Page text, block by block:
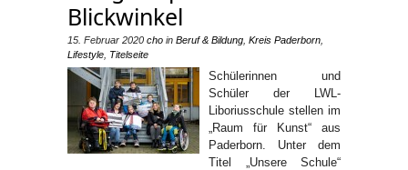
Blickwinkel
15. Februar 2020 cho in Beruf & Bildung Kreis Paderborn
Lifestyle Titelseite
Schülerinnen und
Schüler der LWL-
Liboriusschule stellen im
„Raum für Kunst“ aus
Paderborn. Unter dem
Titel „Unsere Schule“